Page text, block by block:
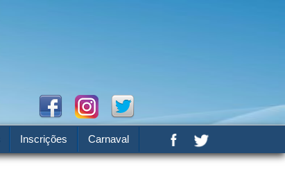
Inscrições Carnaval